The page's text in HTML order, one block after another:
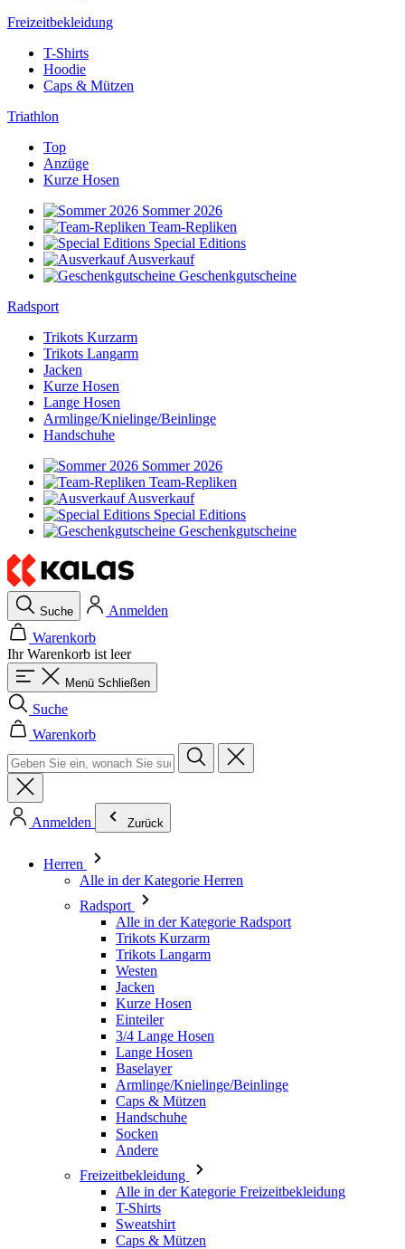
Freizeitbekleidung
T-Shirts
Hoodie
Caps & Mützen
Triathlon
Top
Anzüge
Kurze Hosen
Sommer 2026
Team-Repliken
Special Editions
Ausverkauf
Geschenkgutscheine
Radsport
Trikots Kurzarm
Trikots Langarm
Jacken
Kurze Hosen
Lange Hosen
Armlinge/Knielinge/Beinlinge
Handschuhe
Sommer 2026
Team-Repliken
Ausverkauf
Special Editions
Geschenkgutscheine
Suche
Anmelden
Warenkorb
Ihr Warenkorb ist leer
Menü Schließen
Suche
Warenkorb
Anmelden Zurück
Herren
Alle in der Kategorie Herren
Radsport
Alle in der Kategorie Radsport
Trikots Kurzarm
Trikots Langarm
Westen
Jacken
Kurze Hosen
Einteiler
3/4 Lange Hosen
Lange Hosen
Baselayer
Armlinge/Knielinge/Beinlinge
Caps & Mützen
Handschuhe
Socken
Andere
Freizeitbekleidung
Alle in der Kategorie Freizeitbekleidung
T-Shirts
Sweatshirt
Caps & Mützen